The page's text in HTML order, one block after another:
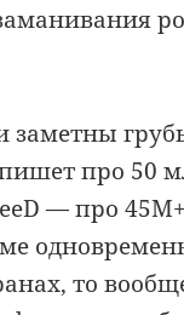
заметны
про 50
— про
то